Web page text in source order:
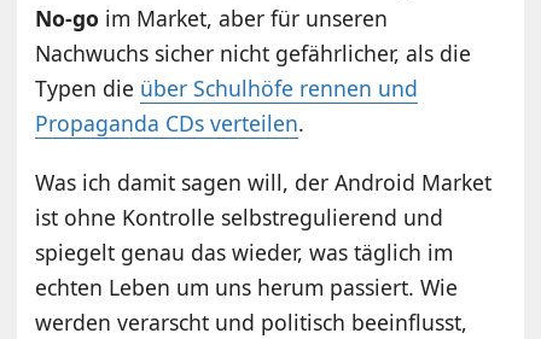
No-go im Market, aber für unseren
Nachwuchs sicher nicht gefährlicher, als die
Typen die über Schulhöfe rennen und
Propaganda CDs verteilen.
Was ich damit sagen will, der Android Market
ist ohne Kontrolle selbstregulierend und
spiegelt genau das wieder, was täglich im
echten Leben um uns herum passiert. Wie
werden verarscht und politisch beeinflusst,